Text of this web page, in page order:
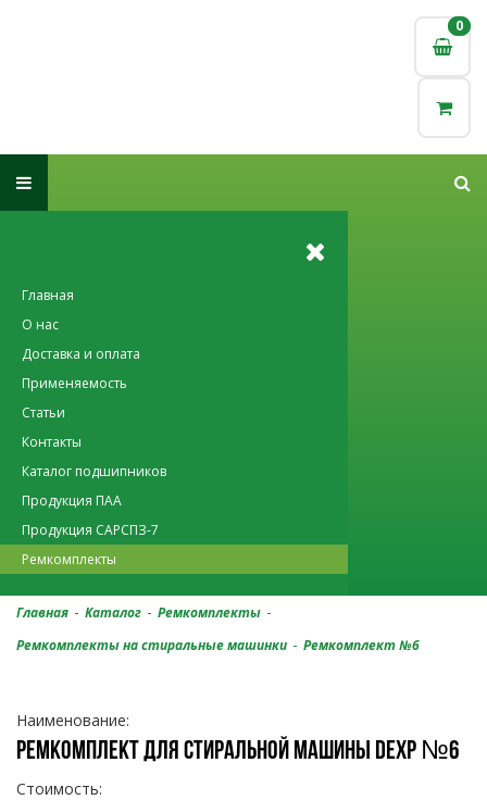
0
0
Главная
О нас
Доставка и оплата
Применяемость
Статьи
Контакты
Каталог подшипников
Продукция ПАА
Продукция САРСПЗ-7
Ремкомплекты
Главная - Каталог - Ремкомплекты -
Ремкомплекты на стиральные машинки - Ремкомплект №6
Наименование:
РЕМКОМПЛЕКТ ДЛЯ СТИРАЛЬНОЙ МАШИНЫ DEXP №6
Стоимость: